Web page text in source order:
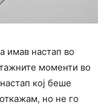
имав настап во
моменти во
кој беше
но не го